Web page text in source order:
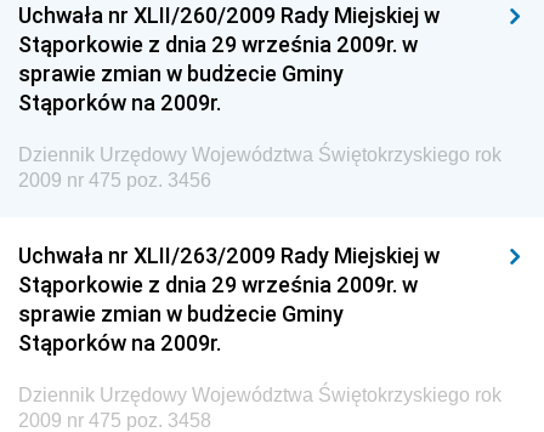
Dziennik Urzędowy Ministra Spraw Zagranicznych
Dziennik Urzędowy Centralnego Biura
Antykorupcyjnego
Wewnętrznego
Dziennik Urzędowy Urzędu Patentowego
Dziennik Urzędowy Generalnej Dyrekcji Dróg
Krajowych i Autostrad
Dziennik Urzędowy Ministra Środowiska
Dziennik Urzędowy Ministra Edukacji
Uchwała nr XLII/260/2009 Rady Miejskiej w
Stąporkowie z dnia 29 września 2009r. w
sprawie zmian w budżecie Gminy
Stąporków na 2009r.
Dziennik Urzędowy Województwa Świętokrzyskiego rok
2009 nr 475 poz. 3456
Uchwała nr XLII/263/2009 Rady Miejskiej w
Stąporkowie z dnia 29 września 2009r. w
sprawie zmian w budżecie Gminy
Stąporków na 2009r.
Dziennik Urzędowy Województwa Świętokrzyskiego rok
2009 nr 475 poz. 3458